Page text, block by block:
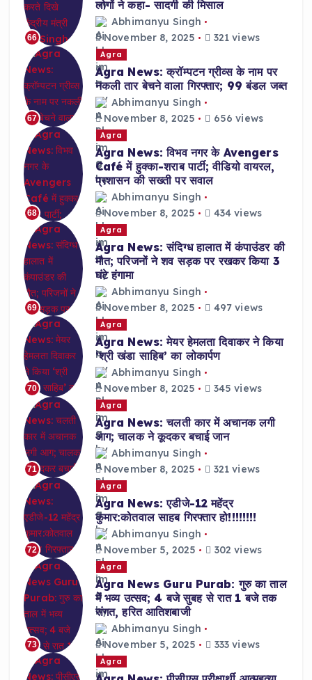
66
लोगों ने कहा- सादगी की मिसाल
Abhimanyu Singh
November 8, 2025
321 views
67
Agra
Agra News: क्रॉम्पटन ग्रीव्स के नाम पर
नकली तार बेचने वाला गिरफ्तार; 99 बंडल जब्त
Abhimanyu Singh
November 8, 2025
656 views
68
Agra
Agra News: विभव नगर के Avengers
Café में हुक्का-शराब पार्टी; वीडियो वायरल,
प्रशासन की सख्ती पर सवाल
Abhimanyu Singh
November 8, 2025
434 views
69
Agra
Agra News: संदिग्ध हालात में कंपाउंडर की
मौत; परिजनों ने शव सड़क पर रखकर किया 3
घंटे हंगामा
Abhimanyu Singh
November 8, 2025
497 views
70
Agra
Agra News: मेयर हेमलता दिवाकर ने किया
‘श्री खंडा साहिब’ का लोकार्पण
Abhimanyu Singh
November 8, 2025
345 views
71
Agra
Agra News: चलती कार में अचानक लगी
आग; चालक ने कूदकर बचाई जान
Abhimanyu Singh
November 8, 2025
321 views
72
Agra
Agra News: एडीजे-12 महेंद्र
कुमार:कोतवाल साहब गिरफ्तार हो!!!!!!!!
Abhimanyu Singh
November 5, 2025
302 views
73
Agra
Agra News Guru Purab: गुरु का ताल
में भव्य उत्सव; 4 बजे सुबह से रात 1 बजे तक
संगत, हरित आतिशबाजी
Abhimanyu Singh
November 5, 2025
333 views
Agra